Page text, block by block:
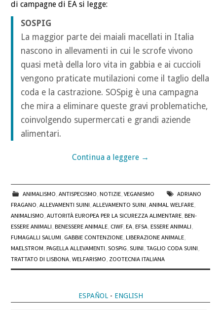
di campagne di EA si legge:
SOSPIG
La maggior parte dei maiali macellati in Italia
nascono in allevamenti in cui le scrofe vivono
quasi metà della loro vita in gabbia e ai cuccioli
vengono praticate mutilazioni come il taglio della
coda e la castrazione. SOSpig è una campagna
che mira a eliminare queste gravi problematiche,
coinvolgendo supermercati e grandi aziende
alimentari.
Continua a leggere →
ANIMALISMO, ANTISPECISMO, NOTIZIE, VEGANISMO
ADRIANO
FRAGANO,ALLEVAMENTI SUINI,ALLEVAMENTO SUINI,ANIMAL WELFARE,
ANIMALISMO,AUTORITÀ EUROPEA PER LA SICUREZZA ALIMENTARE,BEN-
ESSERE ANIMALI,BENESSERE ANIMALE, CIWF,EA,EFSA,ESSERE ANIMALI,
FUMAGALLI SALUMI, GABBIE CONTENZIONE,LIBERAZIONE ANIMALE,
MAELSTROM,PAGELLA ALLEVAMENTI,SOSPIG,SUINI,TAGLIO CODA SUINI,
TRATTATO DI LISBONA,WELFARISMO, ZOOTECNIA ITALIANA
ESPAÑOL- ENGLISH